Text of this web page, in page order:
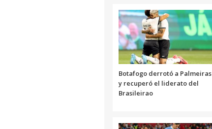
Botafogo derrotó a Palmeiras
y recuperó el liderato del
Brasileirao